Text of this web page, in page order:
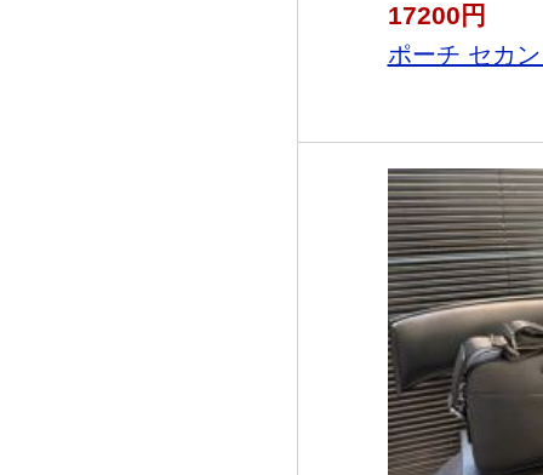
17200円
ポーチ セカ